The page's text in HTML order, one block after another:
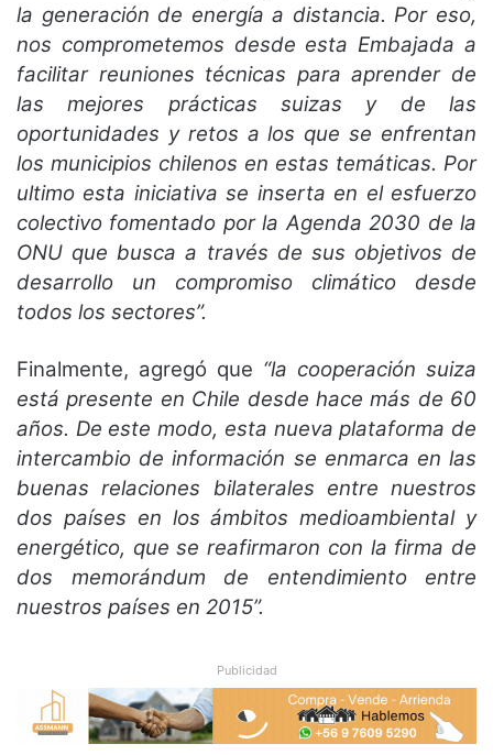
la generación de energía a distancia. Por eso,
nos comprometemos desde esta Embajada a
facilitar reuniones técnicas para aprender de
las mejores prácticas suizas y de las
oportunidades y retos a los que se enfrentan
los municipios chilenos en estas temáticas. Por
ultimo esta iniciativa se inserta en el esfuerzo
colectivo fomentado por la Agenda 2030 de la
ONU que busca a través de sus objetivos de
desarrollo un compromiso climático desde
todos los sectores”.
Finalmente, agregó que “la cooperación suiza
está presente en Chile desde hace más de 60
años. De este modo, esta nueva plataforma de
intercambio de información se enmarca en las
buenas relaciones bilaterales entre nuestros
dos países en los ámbitos medioambiental y
energético, que se reafirmaron con la firma de
dos memorándum de entendimiento entre
nuestros países en 2015”.
Publicidad